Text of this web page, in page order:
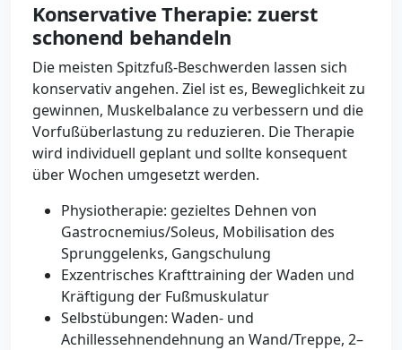
Konservative Therapie: zuerst
schonend behandeln
Die meisten Spitzfuß-Beschwerden lassen sich
konservativ angehen. Ziel ist es, Beweglichkeit zu
gewinnen, Muskelbalance zu verbessern und die
Vorfußüberlastung zu reduzieren. Die Therapie
wird individuell geplant und sollte konsequent
über Wochen umgesetzt werden.
Physiotherapie: gezieltes Dehnen von
Gastrocnemius/Soleus, Mobilisation des
Sprunggelenks, Gangschulung
Exzentrisches Krafttraining der Waden und
Kräftigung der Fußmuskulatur
Selbstübungen: Waden- und
Achillessehnendehnung an Wand/Treppe, 2–